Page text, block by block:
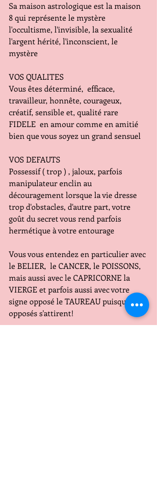
Sa maison astrologique est la maison
8 qui représente le mystère
l'occultisme, l'invisible, la sexualité
l'argent hérité, l'inconscient, le
mystère
VOS QUALITES
Vous êtes déterminé,  efficace,
travailleur, honnête, courageux,
créatif, sensible et, qualité rare
FIDELE  en amour comme en amitié
bien que vous soyez un grand sensuel
VOS DEFAUTS
Possessif ( trop ) , jaloux, parfois
manipulateur enclin au
découragement lorsque la vie dresse
trop d'obstacles, d'autre part, votre
goût du secret vous rend parfois
hermétique à votre entourage
Vous vous entendez en particulier avec
le BELIER,  le CANCER, le POISSONS,
mais aussi avec le CAPRICORNE la
VIERGE et parfois aussi avec votre
signe opposé le TAUREAU puisque les
opposés s'attirent!